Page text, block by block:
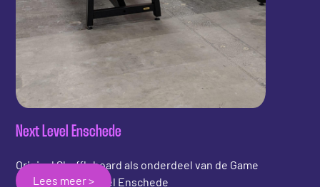
Next Level Enschede
Original Shuffleboard als onderdeel van de Game
Room bij Next Level Enschede
Lees meer >